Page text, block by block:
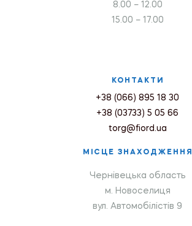
8.00 – 12.00
15.00 – 17.00
КОНТАКТИ
+38 (066) 895 18 30
+38 (03733) 5 05 66
torg@fiord.ua
МІСЦЕ ЗНАХОДЖЕННЯ
Чернівецька область
м. Новоселиця
вул. Автомобілістів 9